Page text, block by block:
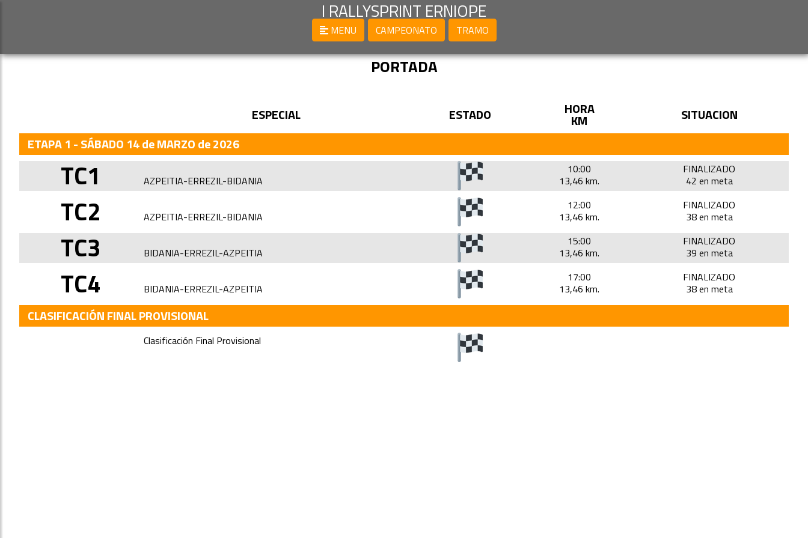
I RALLYSPRINT ERNIOPE
MENU CAMPEONATO TRAMO
PORTADA
ESPECIAL ESTADO HORA
KM
SITUACION
ETAPA 1 - SÁBADO 14 de MARZO de 2026
TC1 AZPEITIA-ERREZIL-BIDANIA
10:00
13,46 km.
FINALIZADO
42 en meta
TC2 AZPEITIA-ERREZIL-BIDANIA
12:00
13,46 km.
FINALIZADO
38 en meta
TC3 BIDANIA-ERREZIL-AZPEITIA
15:00
13,46 km.
FINALIZADO
39 en meta
TC4 BIDANIA-ERREZIL-AZPEITIA
17:00
13,46 km.
FINALIZADO
38 en meta
CLASIFICACIÓN FINAL PROVISIONAL
Clasificación Final Provisional